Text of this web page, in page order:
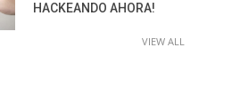
HACKEANDO AHORA!
VIEW ALL